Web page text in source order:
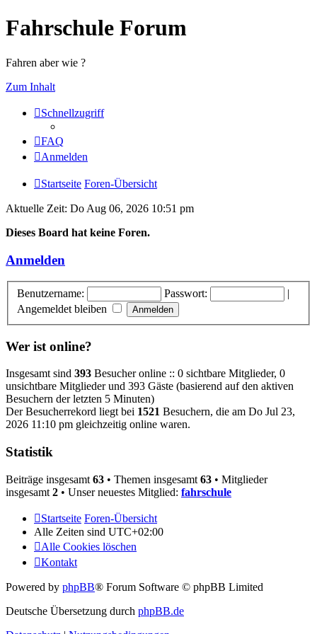
Fahrschule Forum
Fahren aber wie ?
Zum Inhalt
Schnellzugriff
FAQ
Anmelden
Startseite Foren-Übersicht
Aktuelle Zeit: Do Aug 06, 2026 10:51 pm
Dieses Board hat keine Foren.
Anmelden
Benutzername: Passwort:
|
Angemeldet bleiben
Wer ist online?
Insgesamt sind 393 Besucher online :: 0 sichtbare Mitglieder, 0
unsichtbare Mitglieder und 393 Gäste (basierend auf den aktiven
Besuchern der letzten 5 Minuten)
Der Besucherrekord liegt bei 1521 Besuchern, die am Do Jul 23,
2026 11:10 pm gleichzeitig online waren.
Statistik
Beiträge insgesamt 63 • Themen insgesamt 63 • Mitglieder
insgesamt 2 • Unser neuestes Mitglied: fahrschule
Startseite Foren-Übersicht
Alle Zeiten sind UTC+02:00
Alle Cookies löschen
Kontakt
Powered by phpBB® Forum Software © phpBB Limited
Deutsche Übersetzung durch phpBB.de